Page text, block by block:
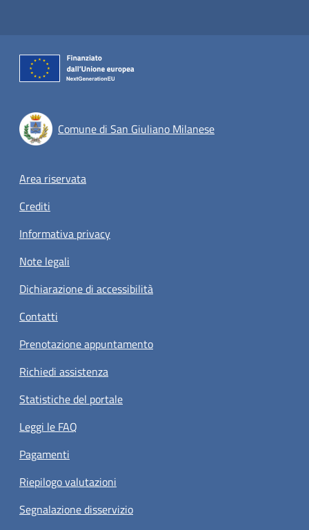
Comune di San Giuliano Milanese
Footer menu
Area riservata
Crediti
Informativa privacy
Note legali
Dichiarazione di accessibilità
Contatti
Prenotazione appuntamento
Richiedi assistenza
Statistiche del portale
Leggi le FAQ
Pagamenti
Riepilogo valutazioni
Segnalazione disservizio